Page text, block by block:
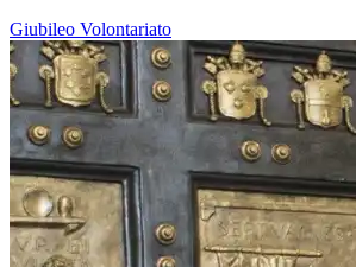
Giubileo Volontariato